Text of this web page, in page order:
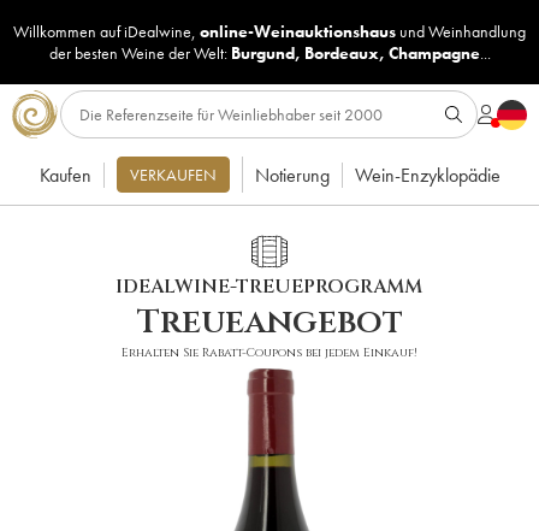
Willkommen auf iDealwine, online-Weinauktionshaus undWeinhandlung
der besten Weine der Welt: Burgund, Bordeaux, Champagne...
Kaufen VERKAUFEN Notierung Wein-Enzyklopädie
IDEALWINE-TREUEPROGRAMM
Treueangebot
Erhalten Sie Rabatt-Coupons bei jedem Einkauf!